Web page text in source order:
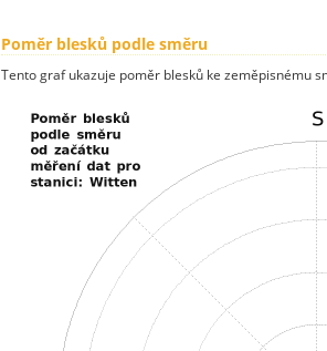
Poměr blesků podle směru
Tento graf ukazuje poměr blesků ke zeměpisnému